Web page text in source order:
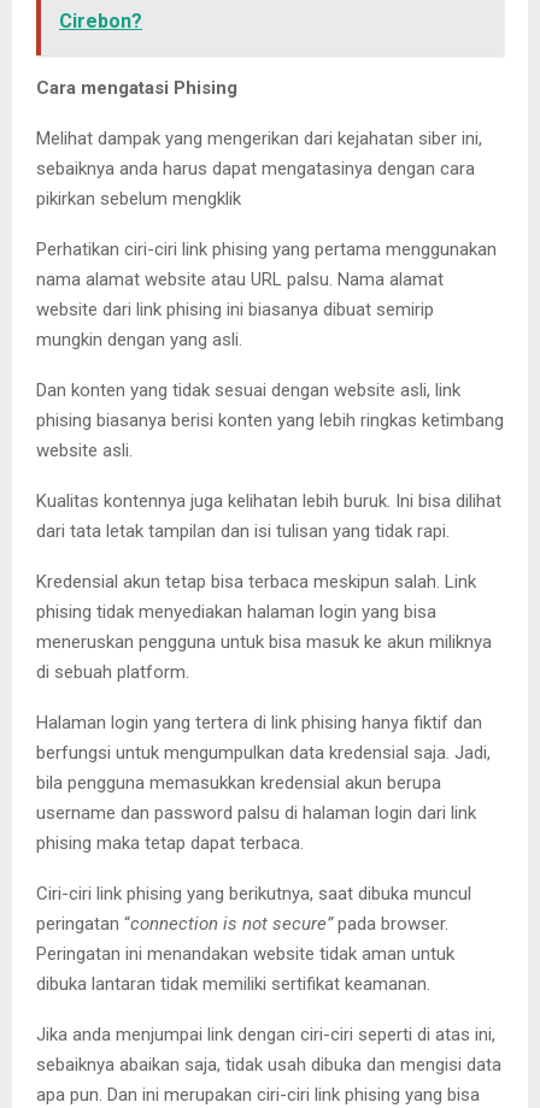
Cirebon?
Cara mengatasi Phising
Melihat dampak yang mengerikan dari kejahatan siber ini,
sebaiknya anda harus dapat mengatasinya dengan cara
pikirkan sebelum mengklik
Perhatikan ciri-ciri link phising yang pertama menggunakan
nama alamat website atau URL palsu. Nama alamat
website dari link phising ini biasanya dibuat semirip
mungkin dengan yang asli.
Dan konten yang tidak sesuai dengan website asli, link
phising biasanya berisi konten yang lebih ringkas ketimbang
website asli.
Kualitas kontennya juga kelihatan lebih buruk. Ini bisa dilihat
dari tata letak tampilan dan isi tulisan yang tidak rapi.
Kredensial akun tetap bisa terbaca meskipun salah. Link
phising tidak menyediakan halaman login yang bisa
meneruskan pengguna untuk bisa masuk ke akun miliknya
di sebuah platform.
Halaman login yang tertera di link phising hanya fiktif dan
berfungsi untuk mengumpulkan data kredensial saja. Jadi,
bila pengguna memasukkan kredensial akun berupa
username dan password palsu di halaman login dari link
phising maka tetap dapat terbaca.
Ciri-ciri link phising yang berikutnya, saat dibuka muncul
peringatan “connection is not secure”pada browser.
Peringatan ini menandakan website tidak aman untuk
dibuka lantaran tidak memiliki sertifikat keamanan.
Jika anda menjumpai link dengan ciri-ciri seperti di atas ini,
sebaiknya abaikan saja, tidak usah dibuka dan mengisi data
apa pun. Dan ini merupakan ciri-ciri link phising yang bisa